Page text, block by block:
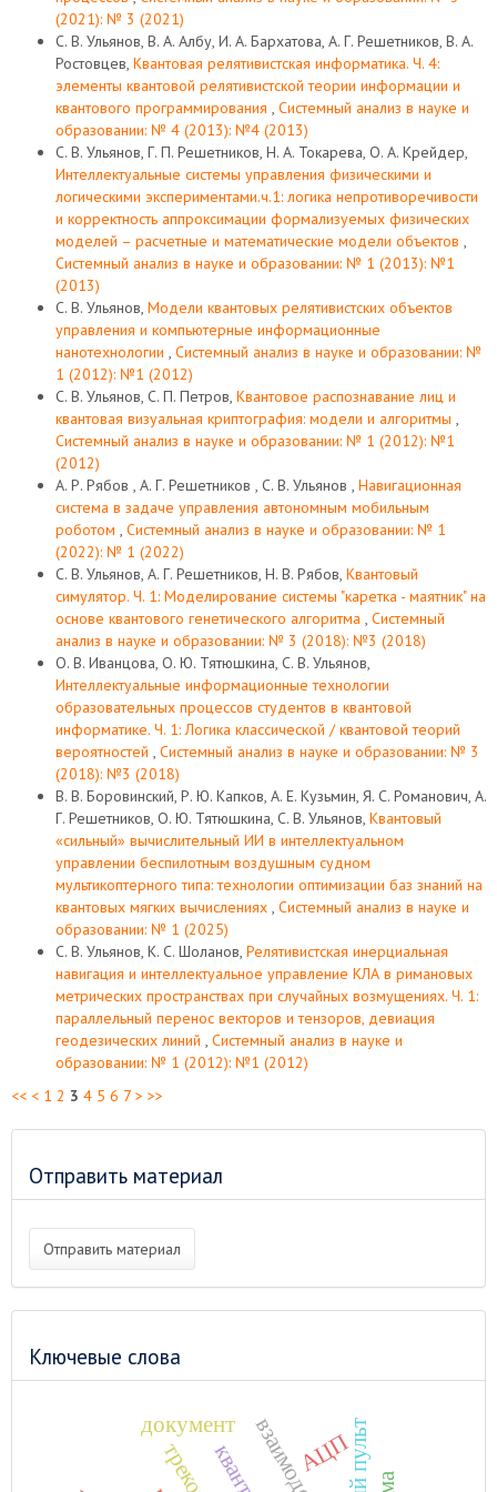
(2021): № 3 (2021)
С. В. Ульянов, В. А. Албу, И. А. Бархатова, А. Г. Решетников, В. А.
Ростовцев, Квантовая релятивистская информатика. Ч. 4:
элементы квантовой релятивистской теории информации и
квантового программирования , Системный анализ в науке и
образовании: № 4 (2013): №4 (2013)
С. В. Ульянов, Г. П. Решетников, Н. А. Токарева, О. А. Крейдер,
Интеллектуальные системы управления физическими и
логическими экспериментами.ч.1: логика непротиворечивости
и корректность аппроксимации формализуемых физических
моделей – расчетные и математические модели объектов ,
Системный анализ в науке и образовании: № 1 (2013): №1
(2013)
С. В. Ульянов, Модели квантовых релятивистских объектов
управления и компьютерные информационные
нанотехнологии , Системный анализ в науке и образовании: №
1 (2012): №1 (2012)
С. В. Ульянов, С. П. Петров, Квантовое распознавание лиц и
квантовая визуальная криптография: модели и алгоритмы ,
Системный анализ в науке и образовании: № 1 (2012): №1
(2012)
А. Р. Рябов , А. Г. Решетников , С. В. Ульянов , Навигационная
система в задаче управления автономным мобильным
роботом , Системный анализ в науке и образовании: № 1
(2022): № 1 (2022)
С. В. Ульянов, А. Г. Решетников, Н. В. Рябов, Квантовый
симулятор. Ч. 1: Моделирование системы "каретка - маятник" на
основе квантового генетического алгоритма , Системный
анализ в науке и образовании: № 3 (2018): №3 (2018)
О. В. Иванцова, О. Ю. Тятюшкина, С. В. Ульянов,
Интеллектуальные информационные технологии
образовательных процессов студентов в квантовой
информатике. Ч. 1: Логика классической / квантовой теорий
вероятностей , Системный анализ в науке и образовании: № 3
(2018): №3 (2018)
В. В. Боровинский, Р. Ю. Капков, А. Е. Кузьмин, Я. С. Романович, А.
Г. Решетников, О. Ю. Тятюшкина, С. В. Ульянов, Квантовый
«сильный» вычислительный ИИ в интеллектуальном
управлении беспилотным воздушным судном
мультикоптерного типа: технологии оптимизации баз знаний на
квантовых мягких вычислениях , Системный анализ в науке и
образовании: № 1 (2025)
С. В. Ульянов, К. С. Шоланов, Релятивистская инерциальная
навигация и интеллектуальное управление КЛА в римановых
метрических пространствах при случайных возмущениях. Ч. 1:
параллельный перенос векторов и тензоров, девиация
геодезических линий , Системный анализ в науке и
образовании: № 1 (2012): №1 (2012)
<< < 1 2 3 4 5 6 7 > >>
Отправить материал
Отправить материал
Ключевые слова
документ
АЦП